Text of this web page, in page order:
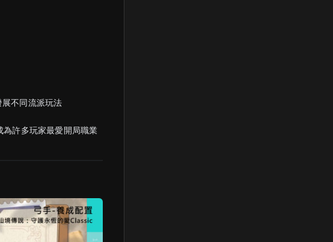
展不同流派玩法
許多玩家最愛開局職業